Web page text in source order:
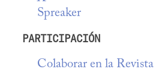
Spreaker
PARTICIPACIÓN
Colaborar en la Revista